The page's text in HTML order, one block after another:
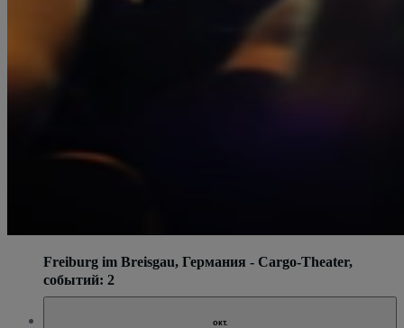
Freiburg im Breisgau, Германия - Cargo-Theater,
событий: 2
окт.